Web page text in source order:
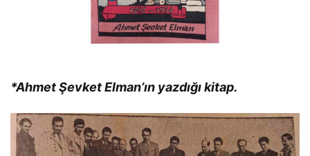
*Ahmet Şevket Elman’ın yazdığı kitap.